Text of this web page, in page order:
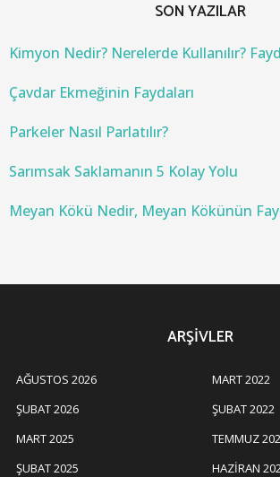
o
:
SON YAZILAR
Kimyon Nedir? Nerelerde Kullanılır?
Çavdar Ekmeğinin Faydaları
Parkeler Nasıl Parlatılır?
Sarımsak Saklamanın 5 Kolay Yolu
Meyan Kökü Nedir, Meyan Kökünün
ARŞIVLER
AĞUSTOS 2026
ŞUBAT 2026
MART 2025
ŞUBAT 2025
MART 2022
ŞUBAT 2022
TEMMUZ
HAZIRAN